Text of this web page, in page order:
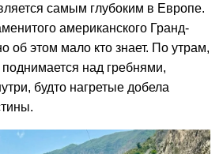
самым глубоким в Европе.
американского Гранд-
об этом мало кто знает. По утрам,
поднимается над гребнями,
будто нагретые добела